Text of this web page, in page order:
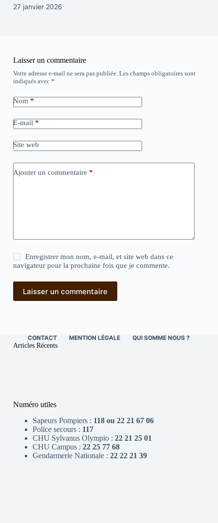
27 janvier 2026
Laisser un commentaire
Votre adresse e-mail ne sera pas publiée. Les champs obligatoires sont
indiqués avec *
Nom *
E-mail *
Site web
Ajouter un commentaire *
Enregistrer mon nom, e-mail, et site web dans ce
navigateur pour la prochaine fois que je commente.
Laisser un commentaire
CONTACT MENTION LÉGALE QUI SOMME NOUS ?
Articles Récents
Numéro utiles
Sapeurs Pompiers : 118 ou 22 21 67 06
Police secours : 117
CHU Sylvanus Olympio : 22 21 25 01
CHU Campus : 22 25 77 68
Gendarmerie Nationale : 22 22 21 39